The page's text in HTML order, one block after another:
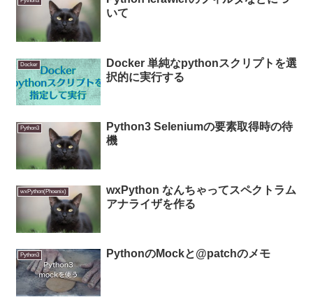
いて
Docker
Docker 単純なpythonスクリプトを選
択的に実行する
Python3
Python3 Seleniumの要素取得時の待
機
wxPython(Phoenix)
wxPython なんちゃってスペクトラム
アナライザを作る
Python3 PythonのMockと@patchのメモ